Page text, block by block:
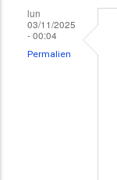
lun
03/11/2025
- 00:04
Permalien